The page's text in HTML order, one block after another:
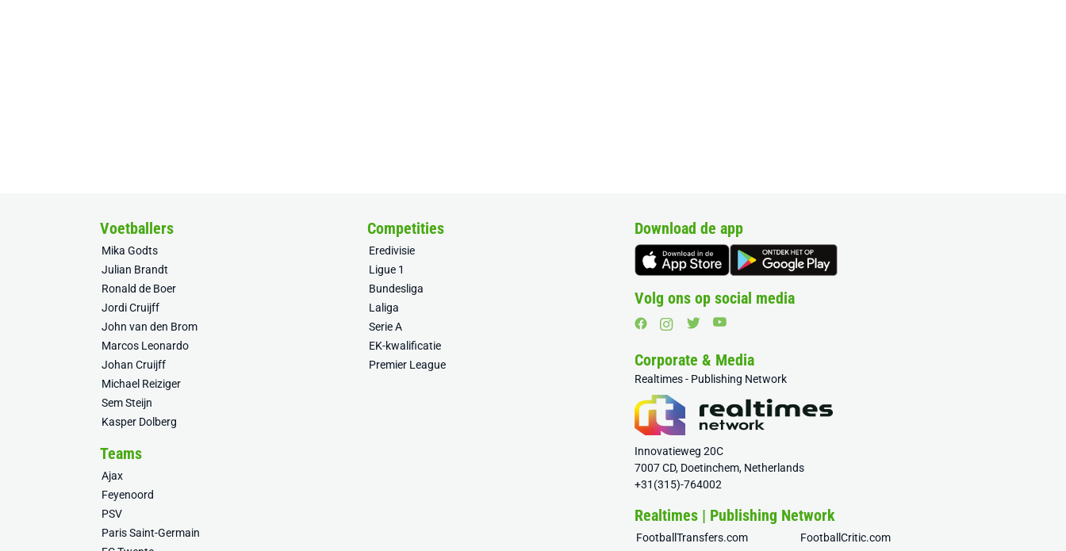
Voetballers
Mika Godts
Julian Brandt
Ronald de Boer
Jordi Cruijff
John van den Brom
Marcos Leonardo
Johan Cruijff
Michael Reiziger
Sem Steijn
Kasper Dolberg
Competities
Eredivisie
Ligue 1
Bundesliga
Laliga
Serie A
EK-kwalificatie
Premier League
Teams
Ajax
Feyenoord
PSV
Paris Saint-Germain
Download de app
Volg ons op social media
Corporate & Media
Realtimes - Publishing Network
Innovatieweg 20C
7007 CD, Doetinchem, Netherlands
+31(315)-764002
Realtimes | Publishing Network
FootballTransfers.com
FootballCritic.com